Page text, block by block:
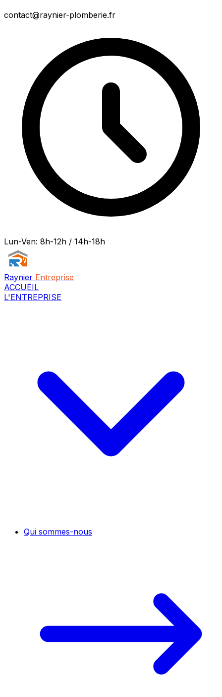
contact@raynier-plomberie.fr
Lun-Ven: 8h-12h / 14h-18h
Raynier Entreprise
ACCUEIL
L'ENTREPRISE
Qui sommes-nous